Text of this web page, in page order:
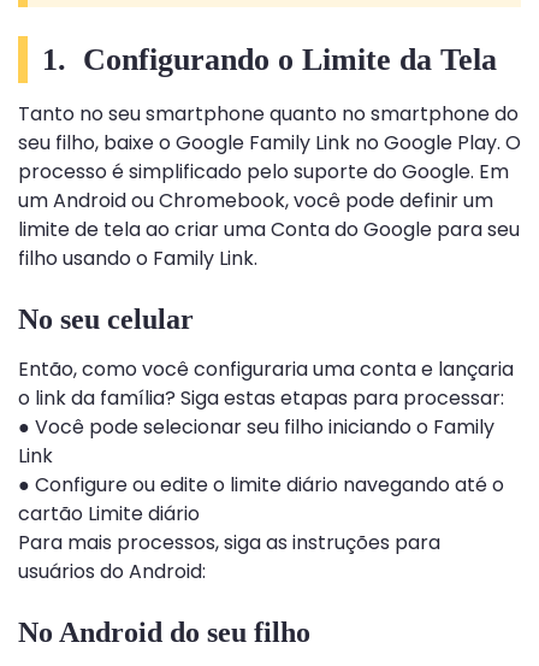
1. Configurando o Limite da Tela
Tanto no seu smartphone quanto no smartphone do
seu filho, baixe o Google Family Link no Google Play. O
processo é simplificado pelo suporte do Google. Em
um Android ou Chromebook, você pode definir um
limite de tela ao criar uma Conta do Google para seu
filho usando o Family Link.
No seu celular
Então, como você configuraria uma conta e lançaria
o link da família? Siga estas etapas para processar:
● Você pode selecionar seu filho iniciando o Family
Link
● Configure ou edite o limite diário navegando até o
cartão Limite diário
Para mais processos, siga as instruções para
usuários do Android:
No Android do seu filho